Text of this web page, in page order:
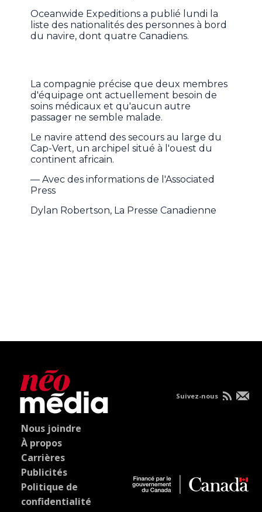
Oceanwide Expeditions a publié lundi la
liste des nationalités des personnes à bord
du navire, dont quatre Canadiens.
La compagnie précise que deux membres
d'équipage ont actuellement besoin de
soins médicaux et qu'aucun autre
passager ne semble malade.
Le navire attend des secours au large du
Cap-Vert, un archipel situé à l'ouest du
continent africain.
— Avec des informations de l'Associated
Press
Dylan Robertson, La Presse Canadienne
Nous joindre
À propos
Carrières
Publicités
Politique de
confidentialité
Suivez-nous